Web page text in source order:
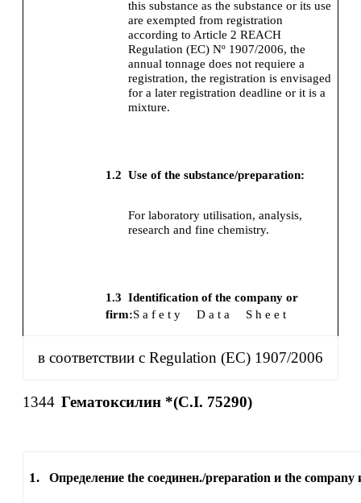
this substance as the substance or its use
are exempted from registration
according to Article 2 REACH
Regulation (EC) Nº 1907/2006, the
annual tonnage does not requiere a
registration, the registration is envisaged
for a later registration deadline or it is a
mixture.
1.2 Use of the substance/preparation:
For laboratory utilisation, analysis,
research and fine chemistry.
1.3 Identification of the company or
firm:S a f e t y D a t a S h e e t
в соответствии с Regulation (EC) 1907/2006
1344 Гематоксилин *(C.I. 75290)
1. Определение the соединен./preparation и the